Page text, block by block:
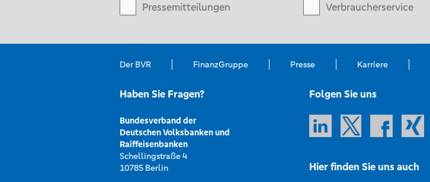
Pressemitteilungen Verbraucherservice
Der BVR FinanzGruppe Presse Karriere
Haben Sie Fragen?
Bundesverband der
Deutschen Volksbanken und
Raiffeisenbanken
Schellingstraße 4
10785 Berlin
Folgen Sie uns
Hier finden Sie uns auch